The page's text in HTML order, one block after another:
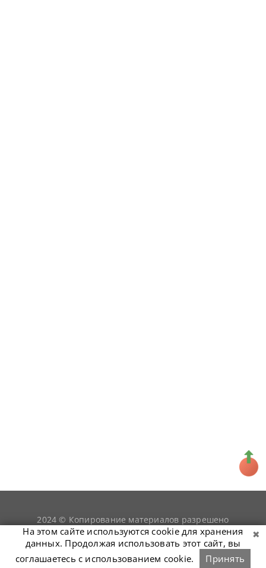
2024 © Копирование материалов разрешено
только при условии гиперссылки наsnookerist.ru
На этом сайте используются cookie для хранения
данных. Продолжая использовать этот сайт, вы
соглашаетесь с использованием cookie.
Принять